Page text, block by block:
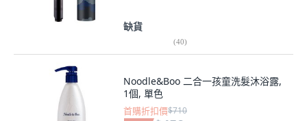
缺貨
(40)
Noodle&Boo 二合一孩童洗髮沐浴露,
1個, 單色
首購折扣價$710